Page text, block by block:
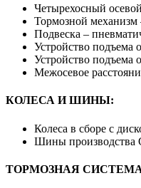
Четырехосный
Тормозной механизм
Подвеска –
Устройство подъема
Устройство подъема
Межосевое
КОЛЕСА И ШИНЫ:
Колеса в сборе с
Шины производства
ТОРМОЗНАЯ